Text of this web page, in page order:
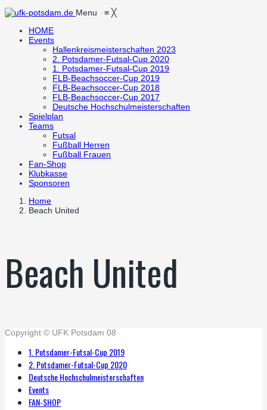
Menu ≡ ╳
HOME
Events
Hallenkreismeisterschaften 2023
2. Potsdamer-Futsal-Cup 2020
1. Potsdamer-Futsal-Cup 2019
FLB-Beachsoccer-Cup 2019
FLB-Beachsoccer-Cup 2018
FLB-Beachsoccer-Cup 2017
Deutsche Hochschulmeisterschaften
Spielplan
Teams
Futsal
Fußball Herren
Fußball Frauen
Fan-Shop
Klubkasse
Sponsoren
Home
Beach United
Beach United
Copyright © UFK Potsdam 08
1. Potsdamer-Futsal-Cup 2019
2. Potsdamer-Futsal-Cup 2020
Deutsche Hochschulmeisterschaften
Events
FAN-SHOP